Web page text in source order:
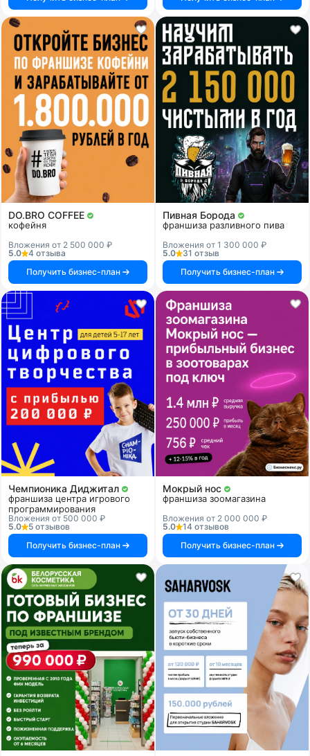
DO.BRO COFFEE
кофейня
Вложения от 2 500 000 ₽
5.0
4 отзыва
Получить бизнес-план
Пивная Борода
франшиза разливного пива
Вложения от 1 300 000 ₽
5.0
31 отзыв
Получить бизнес-план
Чемпионика Диджитал
франшиза центра игрового
программирования
Вложения от 500 000 ₽
5.0
5 отзывов
Получить бизнес-план
Мокрый нос
франшиза зоомагазина
Вложения от 2 000 000 ₽
5.0
14 отзывов
Получить бизнес-план